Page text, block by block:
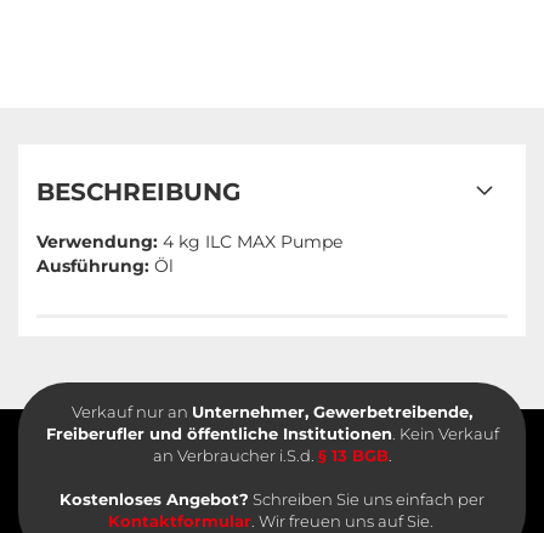
BESCHREIBUNG
Verwendung: 4 kg ILC MAX Pumpe
Ausführung: Öl
Verkauf nur an Unternehmer, Gewerbetreibende,
Freiberufler und öffentliche Institutionen . Kein Verkauf
an Verbraucher i.S.d. § 13 BGB.
Kostenloses Angebot? Schreiben Sie uns einfach per
Kontaktformular. Wir freuen uns auf Sie.